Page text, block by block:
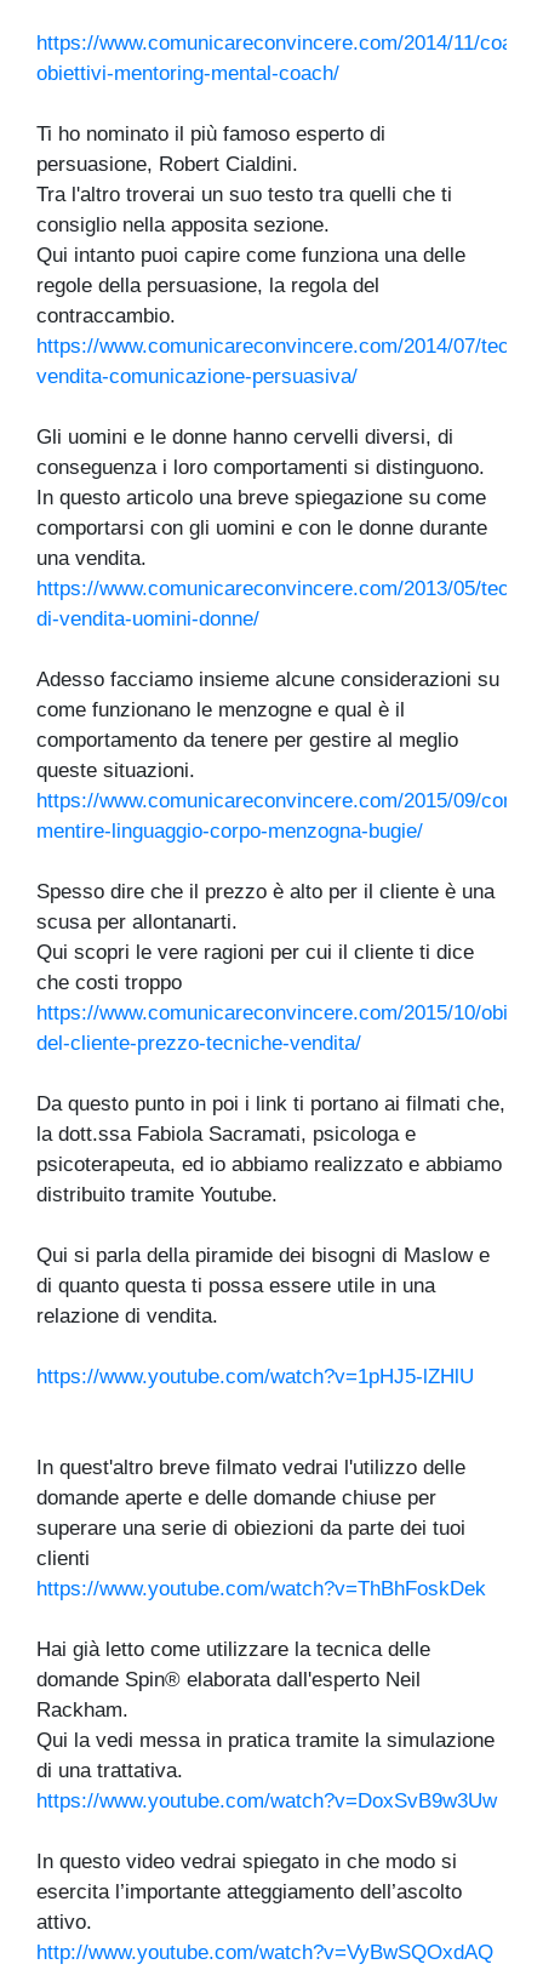
https://www.comunicareconvincere.com/2014/11/
obiettivi-mentoring-mental-coach/
Ti ho nominato il più famoso esperto di
persuasione, Robert Cialdini.
Tra l'altro troverai un suo testo tra quelli che ti
consiglio nella apposita sezione.
Qui intanto puoi capire come funziona una delle
regole della persuasione, la regola del
contraccambio.
https://www.comunicareconvincere.com/2014/07/
vendita-comunicazione-persuasiva/
Gli uomini e le donne hanno cervelli diversi, di
conseguenza i loro comportamenti si distinguono.
In questo articolo una breve spiegazione su come
comportarsi con gli uomini e con le donne durante
una vendita.
https://www.comunicareconvincere.com/2013/05/
di-vendita-uomini-donne/
Adesso facciamo insieme alcune considerazioni su
come funzionano le menzogne e qual è il
comportamento da tenere per gestire al meglio
queste situazioni.
https://www.comunicareconvincere.com/2015/09/come-
mentire-linguaggio-corpo-menzogna-bugie/
Spesso dire che il prezzo è alto per il cliente è una
scusa per allontanarti.
Qui scopri le vere ragioni per cui il cliente ti dice
che costi troppo
https://www.comunicareconvincere.com/2015/10/
del-cliente-prezzo-tecniche-vendita/
Da questo punto in poi i link ti portano ai filmati che,
la dott.ssa Fabiola Sacramati, psicologa e
psicoterapeuta, ed io abbiamo realizzato e abbiamo
distribuito tramite Youtube.
Qui si parla della piramide dei bisogni di Maslow e
di quanto questa ti possa essere utile in una
relazione di vendita.
https://www.youtube.com/watch?v=1pHJ5-lZHlU
In quest'altro breve filmato vedrai l'utilizzo delle
domande aperte e delle domande chiuse per
superare una serie di obiezioni da parte dei tuoi
clienti
https://www.youtube.com/watch?v=ThBhFoskDek
Hai già letto come utilizzare la tecnica delle
domande Spin® elaborata dall'esperto Neil
Rackham.
Qui la vedi messa in pratica tramite la simulazione
di una trattativa.
https://www.youtube.com/watch?v=DoxSvB9w3Uw
In questo video vedrai spiegato in che modo si
esercita l’importante atteggiamento dell’ascolto
attivo.
http://www.youtube.com/watch?v=VyBwSQOxdAQ